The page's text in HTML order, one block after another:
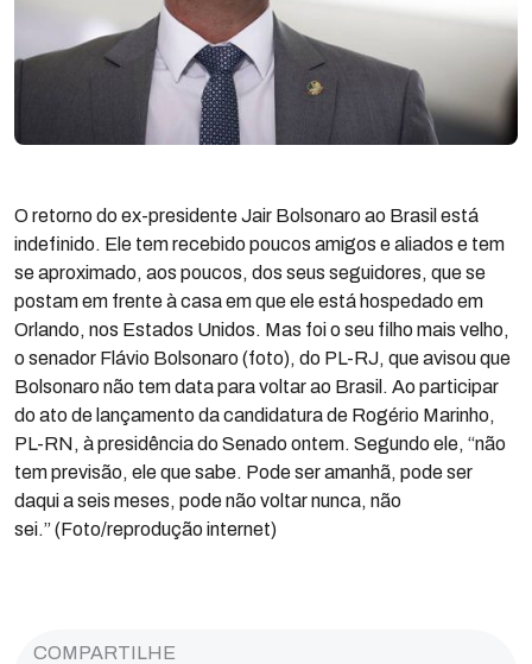
O retorno do ex-presidente Jair Bolsonaro ao Brasil está
indefinido. Ele tem recebido poucos amigos e aliados e tem
se aproximado, aos poucos, dos seus seguidores, que se
postam em frente à casa em que ele está hospedado em
Orlando, nos Estados Unidos. Mas foi o seu filho mais velho,
o senador Flávio Bolsonaro (foto), do PL-RJ, que avisou que
Bolsonaro não tem data para voltar ao Brasil. Ao participar
do ato de lançamento da candidatura de Rogério Marinho,
PL-RN, à presidência do Senado ontem. Segundo ele, “não
tem previsão, ele que sabe. Pode ser amanhã, pode ser
daqui a seis meses, pode não voltar nunca, não
sei.” (Foto/reprodução internet)
COMPARTILHE